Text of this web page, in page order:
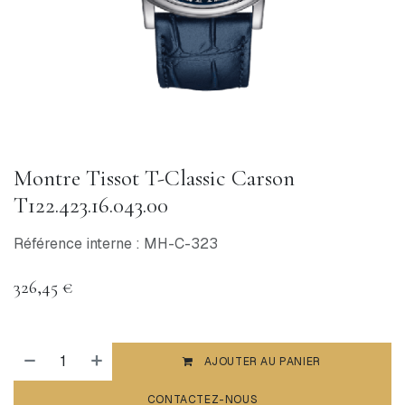
Montre Tissot T-Classic Carson
T122.423.16.043.00
Référence interne : MH-C-323
326,45 €
AJOUTER AU PANIER
CONTACTEZ-NOUS